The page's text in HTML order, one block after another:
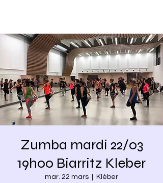
Zumba mardi 22/03
19h00 Biarritz Kleber
mar. 22 mars Kléber